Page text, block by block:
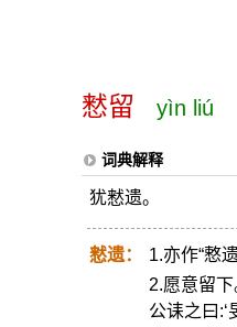
慭留 yìn liú
词典解释
犹慭遗。
慭遗：
1.亦作“慗遗
2.愿意留
公诔之曰:‘